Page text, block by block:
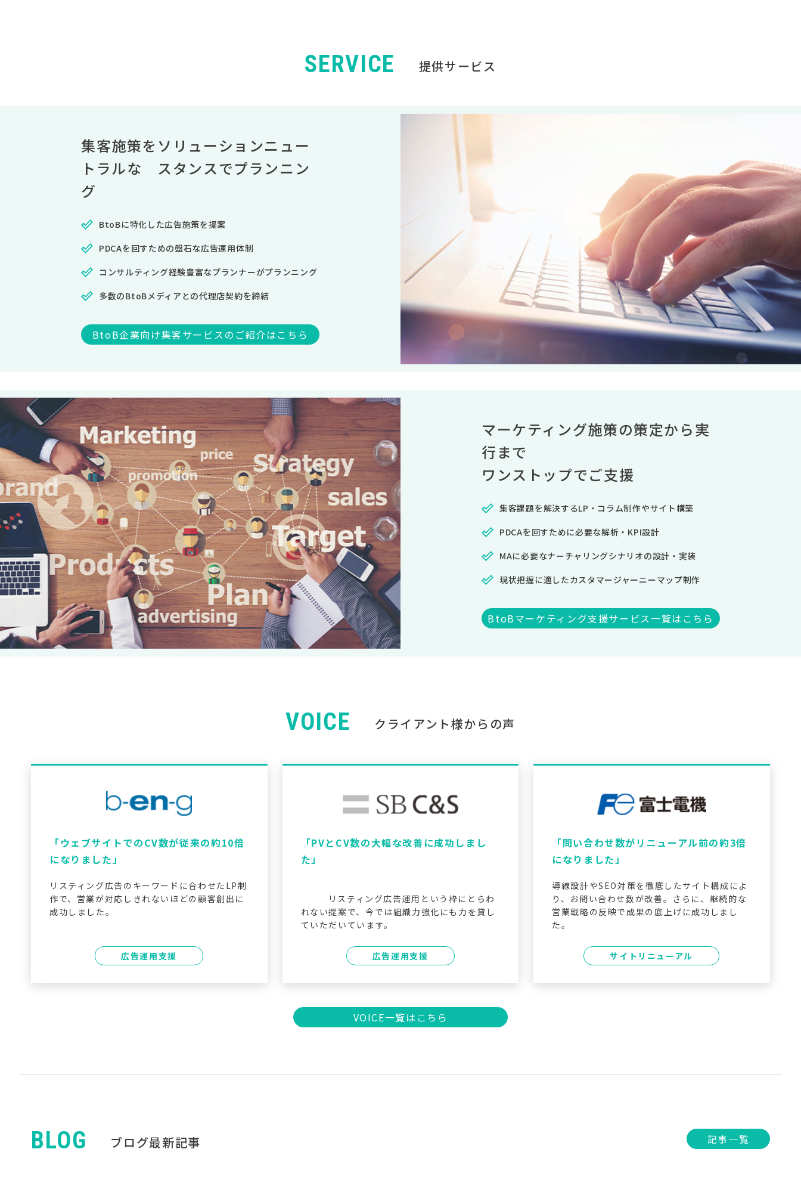
SERVICE 提供サービス
集客施策をソリューションニュー
トラルな スタンスでプランニン
グ
BtoBに特化した広告施策を提案
PDCAを回すための盤石な広告運用体制
コンサルティング経験豊富なプランナーがプランニング
多数のBtoBメディアとの代理店契約を締結
BtoB企業向け集客サービスのご紹介はこちら
マーケティング施策の策定から実
行まで
ワンストップでご支援
集客課題を解決するLP・コラム制作やサイト構築
PDCAを回すために必要な解析・KPI設計
MAに必要なナーチャリングシナリオの設計・実装
現状把握に適したカスタマージャーニーマップ制作
BtoBマーケティング支援サービス一覧はこちら
VOICE クライアント様からの声
「ウェブサイトでのCV数が従来の約10倍
になりました」
リスティング広告のキーワードに合わせたLP制
作で、営業が対応しきれないほどの顧客創出に
成功しました。
広告運用支援
「PVとCV数の大幅な改善に成功しまし
た」
リスティング広告運用という枠にとらわ
れない提案で、今では組織力強化にも力を貸し
ていただいています。
広告運用支援
「問い合わせ数がリニューアル前の約3倍
になりました」
導線設計やSEO対策を徹底したサイト構成によ
り、お問い合わせ数が改善。さらに、継続的な
営業戦略の反映で成果の底上げに成功しまし
た。
サイトリニューアル
VOICE一覧はこちら
BLOG ブログ最新記事 記事一覧